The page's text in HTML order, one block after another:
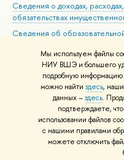
Мы используем файлы
НИУ ВШЭ и большего
подробную информацию
можно найти здесь, наши
данных –здесь.
подтверждаете,
использовании файлов
с нашими правилами
можете отключить
Сведения о доходах,
обязательствах
Сведения об
Людям с ограниченными
Единая платежная страница
Работа в Вышке
© НИУ ВШЭ 1993–2026
материалов Политика
Шрифты HSE Sans и HSE Slab